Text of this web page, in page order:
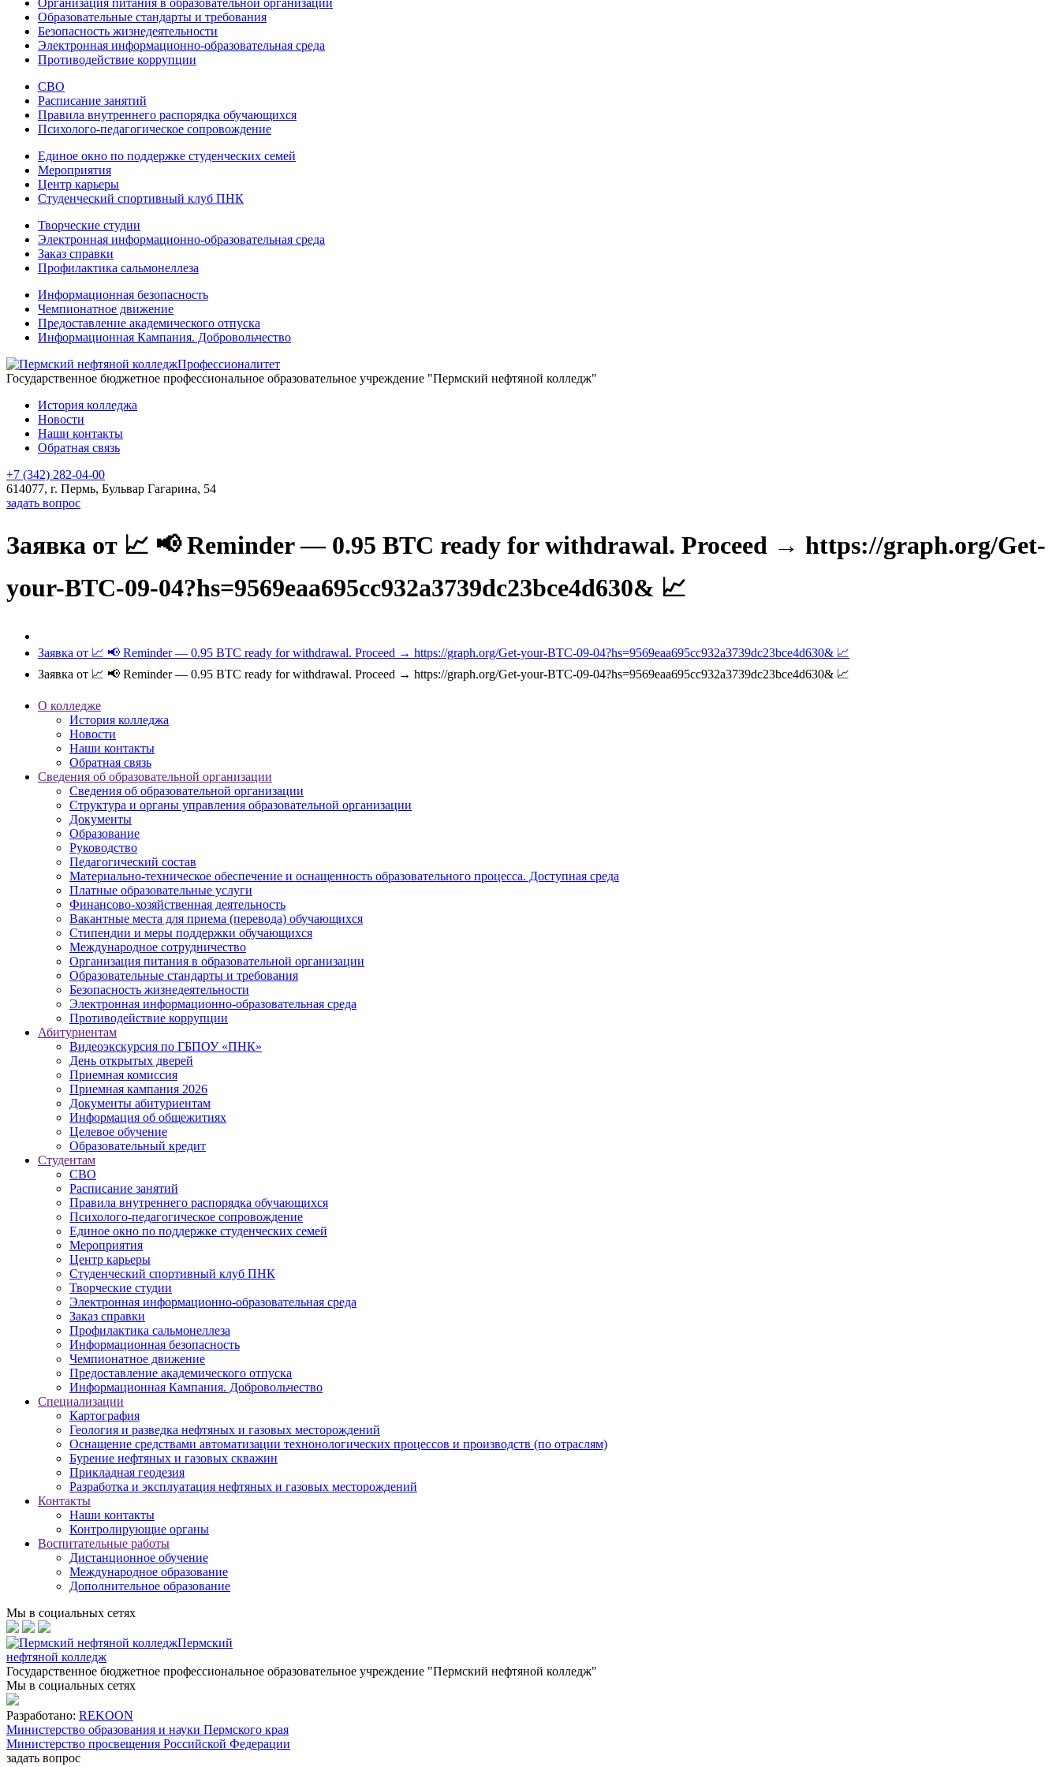
Организация питания в образовательной организации
Образовательные стандарты и требования
Безопасность жизнедеятельности
Электронная информационно-образовательная среда
Противодействие коррупции
СВО
Расписание занятий
Правила внутреннего распорядка обучающихся
Психолого-педагогическое сопровождение
Единое окно по поддержке студенческих семей
Мероприятия
Центр карьеры
Студенческий спортивный клуб ПНК
Творческие студии
Электронная информационно-образовательная среда
Заказ справки
Профилактика сальмонеллеза
Информационная безопасность
Чемпионатное движение
Предоставление академического отпуска
Информационная Кампания. Добровольчество
Профессионалитет
Государственное бюджетное профессиональное образовательное учреждение "Пермский нефтяной колледж"
История колледжа
Новости
Наши контакты
Обратная связь
+7 (342) 282-04-00
614077, г. Пермь, Бульвар Гагарина, 54
задать вопрос
Заявка от 📈 📢 Reminder — 0.95 BTC ready for withdrawal. Proceed → https://graph.org/Get-
your-BTC-09-04?hs=9569eaa695cc932a3739dc23bce4d630& 📈
Заявка от 📈 📢 Reminder — 0.95 BTC ready for withdrawal. Proceed → https://graph.org/Get-your-BTC-09-04?hs=9569eaa695cc932a3739dc23bce4d630& 📈
Заявка от 📈 📢 Reminder — 0.95 BTC ready for withdrawal. Proceed → https://graph.org/Get-your-BTC-09-04?hs=9569eaa695cc932a3739dc23bce4d630& 📈
О колледже
История колледжа
Новости
Наши контакты
Обратная связь
Сведения об образовательной организации
Сведения об образовательной организации
Структура и органы управления образовательной организации
Документы
Образование
Руководство
Педагогический состав
Материально-техническое обеспечение и оснащенность образовательного процесса. Доступная среда
Платные образовательные услуги
Финансово-хозяйственная деятельность
Вакантные места для приема (перевода) обучающихся
Стипендии и меры поддержки обучающихся
Международное сотрудничество
Организация питания в образовательной организации
Образовательные стандарты и требования
Безопасность жизнедеятельности
Электронная информационно-образовательная среда
Противодействие коррупции
Абитуриентам
Видеоэкскурсия по ГБПОУ «ПНК»
День открытых дверей
Приемная комиссия
Приемная кампания 2026
Дoкументы абитуриентам
Информация об общежитиях
Целевое обучение
Образовательный кредит
Студентам
СВО
Расписание занятий
Правила внутреннего распорядка обучающихся
Психолого-педагогическое сопровождение
Единое окно по поддержке студенческих семей
Мероприятия
Центр карьеры
Студенческий спортивный клуб ПНК
Творческие студии
Электронная информационно-образовательная среда
Заказ справки
Профилактика сальмонеллеза
Информационная безопасность
Чемпионатное движение
Предоставление академического отпуска
Информационная Кампания. Добровольчество
Специализации
Картография
Геология и разведка нефтяных и газовых месторождений
Оснащение средствами автоматизации технонологических процессов и производств (по отраслям)
Бурение нефтяных и газовых скважин
Прикладная геодезия
Разработка и эксплуатация нефтяных и газовых месторождений
Контакты
Наши контакты
Контролирующие органы
Воспитательные работы
Дистанционное обучение
Международное образование
Дополнительное образование
Мы в социальных сетях
Пермский
нефтяной колледж
Государственное бюджетное профессиональное образовательное учреждение "Пермский нефтяной колледж"
Мы в социальных сетях
Разработано: REKOON
Министерство образования и науки Пермского края
Министерство просвещения Российской Федерации
задать вопрос